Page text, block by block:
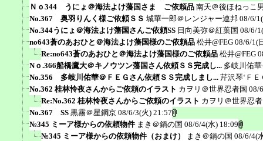
Ｎｏ344 うにょ＠海法よけ藩国さま ご依頼品 南天＠後ほねっこ
No.367 奥羽りんく様ご依頼ＳＳ 城華一郎＠レンジャー連邦 08/6/
No.344うにょ＠海法よけ藩国さんご依頼SS 日向美弥＠紅葉国 08/6/
no643蒼のあおひと＠海法よけ藩国様のご依頼品 松井@FEG 08/6/1(
Re:no643蒼のあおひと＠海法よけ藩国様のご依頼品 松井@FEG
Nｏ.366船橋鷹大＠キノウツン藩国さん依頼ＳＳ完成し... 多岐川佑
No.356 多岐川佑華＠ＦＥＧさん依頼ＳＳ完成しまし... 芹沢琴‘ＦＥ
No.362 桂林怜夜さんからご依頼のイラスト カヲリ＠世界忍者国 08/
Re:No.362 桂林怜夜さんからご依頼のイラスト カヲリ＠世界忍
No.367 SS 黒霧＠星鋼京 08/6/3(火) 21:57
№345 ミーア様からの依頼物件 まき＠鍋の国 08/6/4(水) 18:09
№345 ミーア様からの依頼物件（おまけ）
まき＠鍋の国 08/6/4(